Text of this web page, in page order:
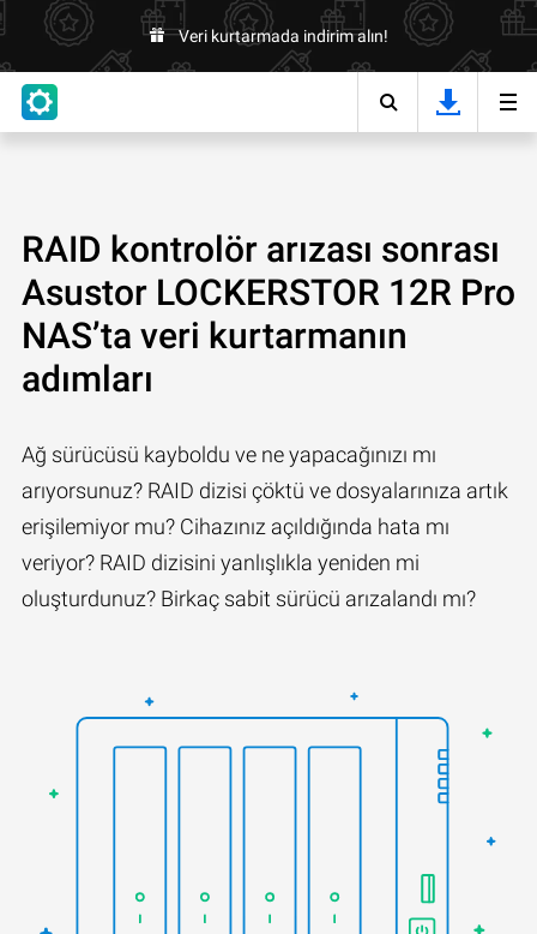
Veri kurtarmada indirim alın!
RAID kontrolör arızası sonrası
Asustor LOCKERSTOR 12R Pro
NAS’ta veri kurtarmanın
adımları
Ağ sürücüsü kayboldu ve ne yapacağınızı mı
arıyorsunuz? RAID dizisi çöktü ve dosyalarınıza artık
erişilemiyor mu? Cihazınız açıldığında hata mı
veriyor? RAID dizisini yanlışlıkla yeniden mi
oluşturdunuz? Birkaç sabit sürücü arızalandı mı?